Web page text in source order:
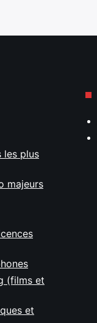
les plus
majeurs
(films et
et